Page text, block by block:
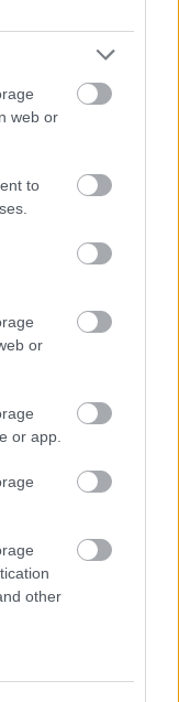
web or
to
or
or app.
other
csábított át
nál, a
az áttörésben,
érkeznek a
de
hely, Carlos
nagyok” –